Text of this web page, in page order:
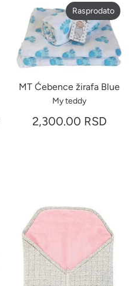
MT Ćebence žirafa Blue
My teddy
2,300.00 RSD
Rasprodato